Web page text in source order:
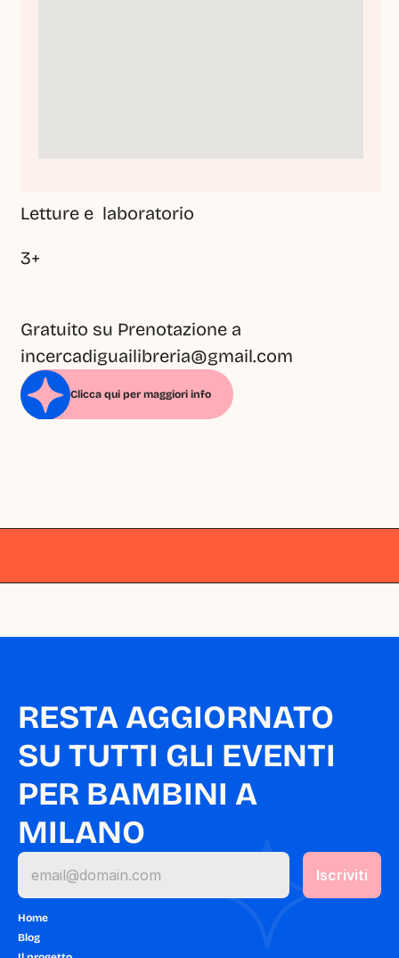
Letture e  laboratorio
3+
Gratuito su Prenotazione a
incercadiguailibreria@gmail.com
Clicca qui per maggiori info
RESTA AGGIORNATO
SU TUTTI GLI EVENTI
PER BAMBINI A
MILANO
Home
Blog